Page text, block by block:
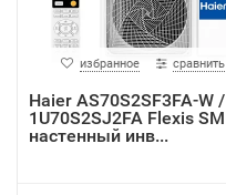
избранное сравнить
Haier AS70S2SF3FA-W /
1U70S2SJ2FA Flexis SM
настенный инв...